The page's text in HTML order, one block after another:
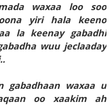
waxaa loo soo
yiri hala keeno
la keenay gabadhi
wuu jeclaaday
gabadhaan waxaa u
oo xaakim ah